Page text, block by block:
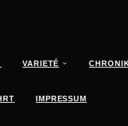
VARIETÉ
IMPRESSUM